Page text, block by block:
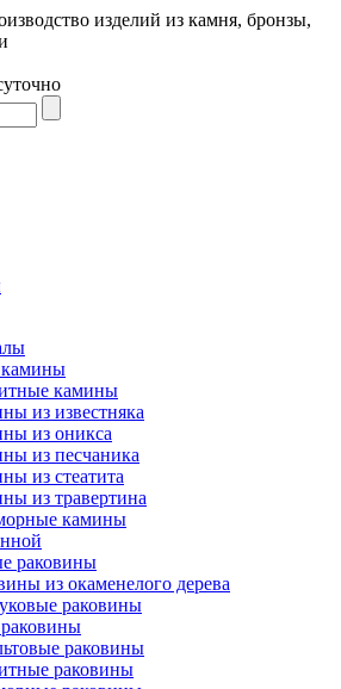
изделий из камня, бронзы,
камины
из известняка
из оникса
из песчаника
из стеатита
из травертина
камины
раковины
из окаменелого дерева
раковины
раковины
раковины